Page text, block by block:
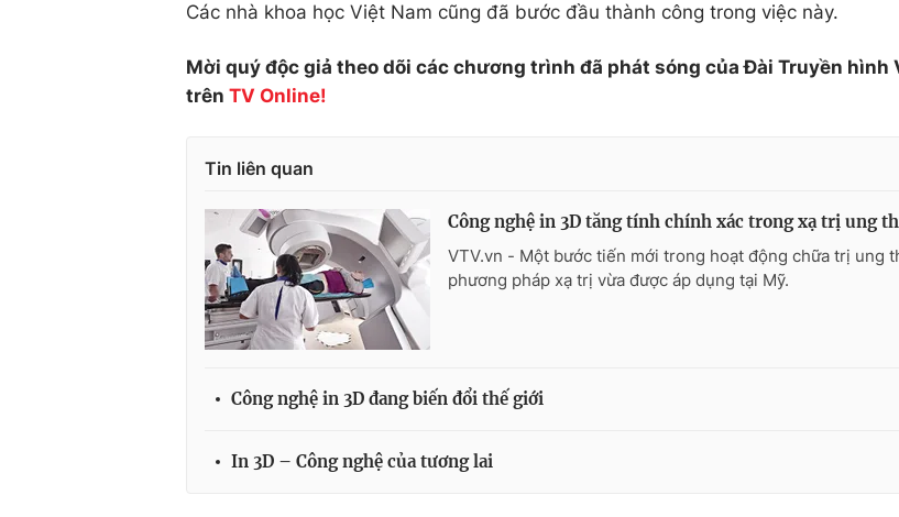
Các nhà khoa học Việt Nam cũng đã bước đầu thành công trong việc này.
Mời quý độc giả theo dõi các chương trình đã phát sóng của Đài Truyền hình
trên TV Online!
Tin liên quan
Công nghệ in 3D tăng tính chính xác trong xạ trị ung
VTV.vn - Một bước tiến mới trong hoạt động chữa trị ung
phương pháp xạ trị vừa được áp dụng tại Mỹ.
Công nghệ in 3D đang biến đổi thế giới
In 3D – Công nghệ của tương lai